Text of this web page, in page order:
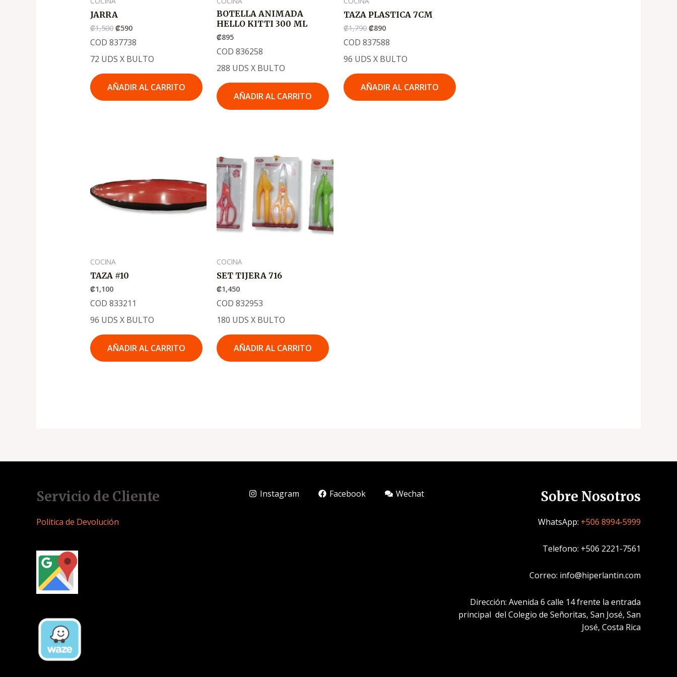
JARRA
₡1,500 ₡590
COD 837738
72 UDS X BULTO
AÑADIR AL CARRITO
BOTELLA ANIMADA
HELLO KITTI 300 ML
₡895
COD 836258
288 UDS X BULTO
AÑADIR AL CARRITO
TAZA PLASTICA 7CM
₡1,790 ₡890
COD 837588
96 UDS X BULTO
AÑADIR AL CARRITO
COCINA
TAZA #10
₡1,100
COD 833211
96 UDS X BULTO
AÑADIR AL CARRITO
COCINA
SET TIJERA 716
₡1,450
COD 832953
180 UDS X BULTO
AÑADIR AL CARRITO
Servicio de Cliente
Politica de Devolución
Instagram Facebook Wechat Sobre Nosotros
WhatsApp: +506 8994-5999
Telefono: +506 2221-7561
Correo: info@hiperlantin.com
Dirección: Avenida 6 calle 14 frente la entrada
principal del Colegio de Señoritas, San José, San
José, Costa Rica